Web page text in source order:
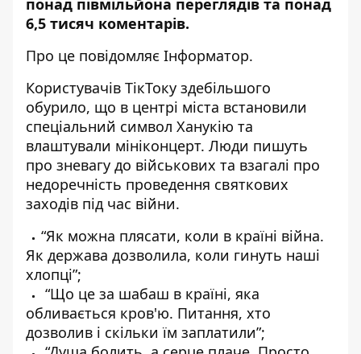
понад півмільйона переглядів та понад
6,5 тисяч коментарів.
Про це повідомляє Інформатор.
Користувачів ТікТоку здебільшого
обурило, що в центрі міста встановили
спеціальний символ Ханукію та
влаштували мініконцерт. Люди пишуть
про зневагу до військових та взагалі про
недоречність проведення святкових
заходів під час війни.
“Як можна плясати, коли в країні війна.
Як держава дозволила, коли гинуть наші
хлопці”;
“Що це за шабаш в країні, яка
обливається кров'ю. Питання, хто
дозволив і скільки їм заплатили”;